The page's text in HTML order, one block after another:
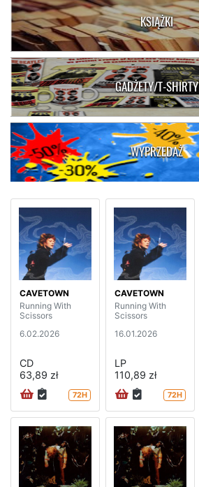
KSIĄŻKI
GADŻETY/T-SHIRTY
WYPRZEDAŻ
CAVETOWN
Running With
Scissors
6.02.2026
CD
63,89 zł
72H
CAVETOWN
Running With
Scissors
16.01.2026
LP
110,89 zł
72H